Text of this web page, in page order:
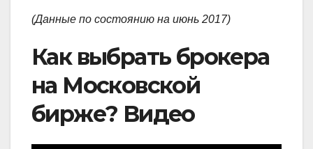
(Данные по состоянию на июнь 2017)
Как выбрать брокера
на Московской
бирже? Видео